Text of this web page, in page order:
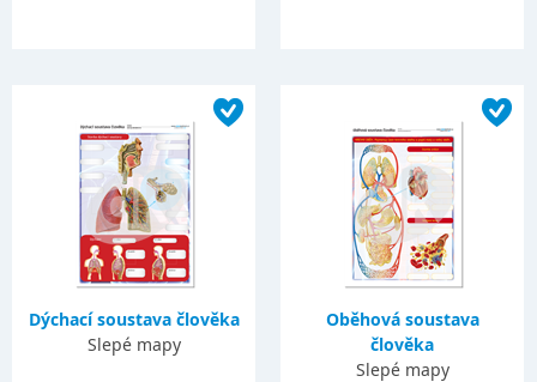
Dýchací soustava člověka
Slepé mapy
Oběhová soustava
člověka
Slepé mapy